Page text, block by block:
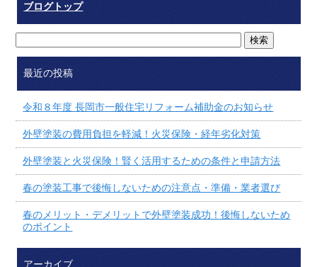
ブログトップ
最近の投稿
令和８年度 長岡市一般住宅リフォーム補助金のお知らせ
外壁塗装の費用負担を軽減！火災保険・経年劣化対策
外壁塗装と火災保険！賢く活用するための条件と申請方法
春の塗装工事で後悔しないための注意点・準備・業者選び
春のメリット・デメリットで外壁塗装成功！後悔しないため
のポイント
アーカイブ